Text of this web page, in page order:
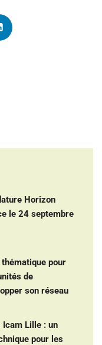
Horizon
le 24 septembre
thématique pour
de
son réseau
Icam Lille : un
pour les